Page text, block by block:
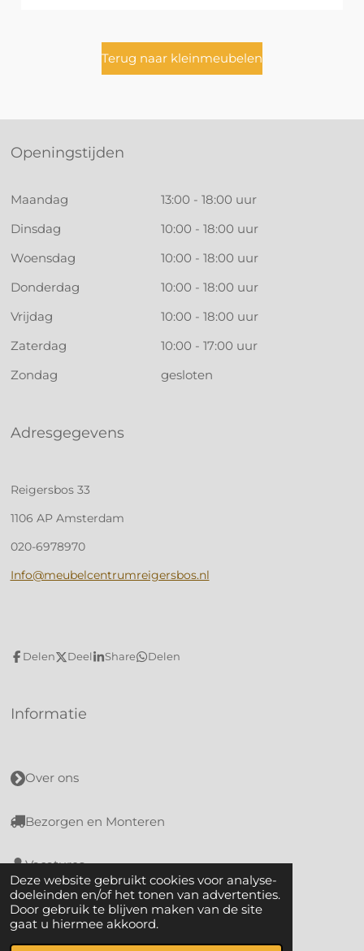
Deze website gebruikt cookies voor analyse-
doeleinden en/of het tonen van advertenties.
Door gebruik te blijven maken van de site
gaat u hiermee akkoord.
Terug naar kleinmeubelen
Openingstijden
Maandag
13:00 - 18:00 uur
Dinsdag
10:00 - 18:00 uur
Woensdag
10:00 - 18:00 uur
Donderdag
10:00 - 18:00 uur
Vrijdag
10:00 - 18:00 uur
Zaterdag
10:00 - 17:00 uur
Zondag
gesloten
Adresgegevens
Reigersbos 33
1106 AP Amsterdam
020-6978970
Info@meubelcentrumreigersbos.nl
Delen Deel Share Delen
Informatie
Over ons
Bezorgen en Monteren
Vacatures
Algemene voorwaarden
© 2021 - 2026 Meubelcentrum Reigersbos